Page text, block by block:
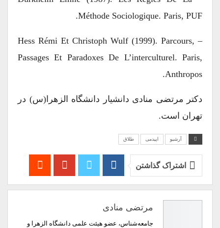
Méthode Sociologique. Paris, PUF.
– Hess Rémi Et Christoph Wulf (1999). Parcours,
Passages Et Paradoxes De L’interculturel. Paris,
Anthropos.
دکتر مرتضی منادی دانشیار دانشگاه الزهرا(س) در
تهران است.
آرشیو اپیدمی طلاق
اشتراک گذاشتن
مرتضی منادی
جامعه‌شناس، عضو هیئت علمی دانشگاه الزهرا و